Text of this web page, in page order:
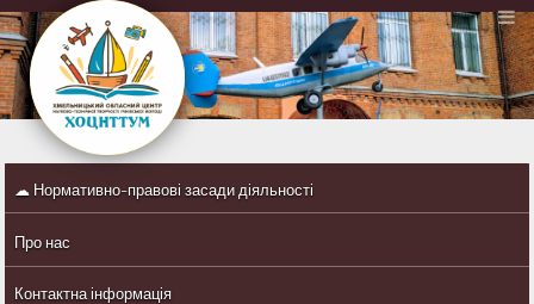
☁ Нормативно-правові засади діяльності
Про нас
Контактна інформація